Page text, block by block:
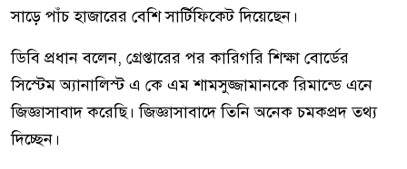
সাড়ে পাঁচ হাজারের বেশি সার্টিফিকেট দিয়েছেন।
ডিবি প্রধান বলেন, গ্রেপ্তারের পর কারিগরি শিক্ষা বোর্ডের
সিস্টেম অ্যানালিস্ট এ কে এম শামসুজ্জামানকে রিমান্ডে এনে
জিজ্ঞাসাবাদ করেছি। জিজ্ঞাসাবাদে তিনি অনেক চমকপ্রদ তথ্য
দিচ্ছেন।